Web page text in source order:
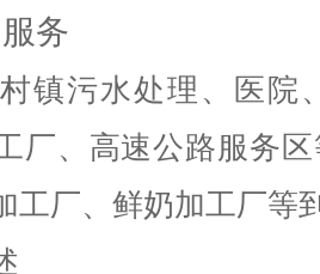
务
镇污水处理、医院
厂、高速公路服务
工厂、鲜奶加工厂等